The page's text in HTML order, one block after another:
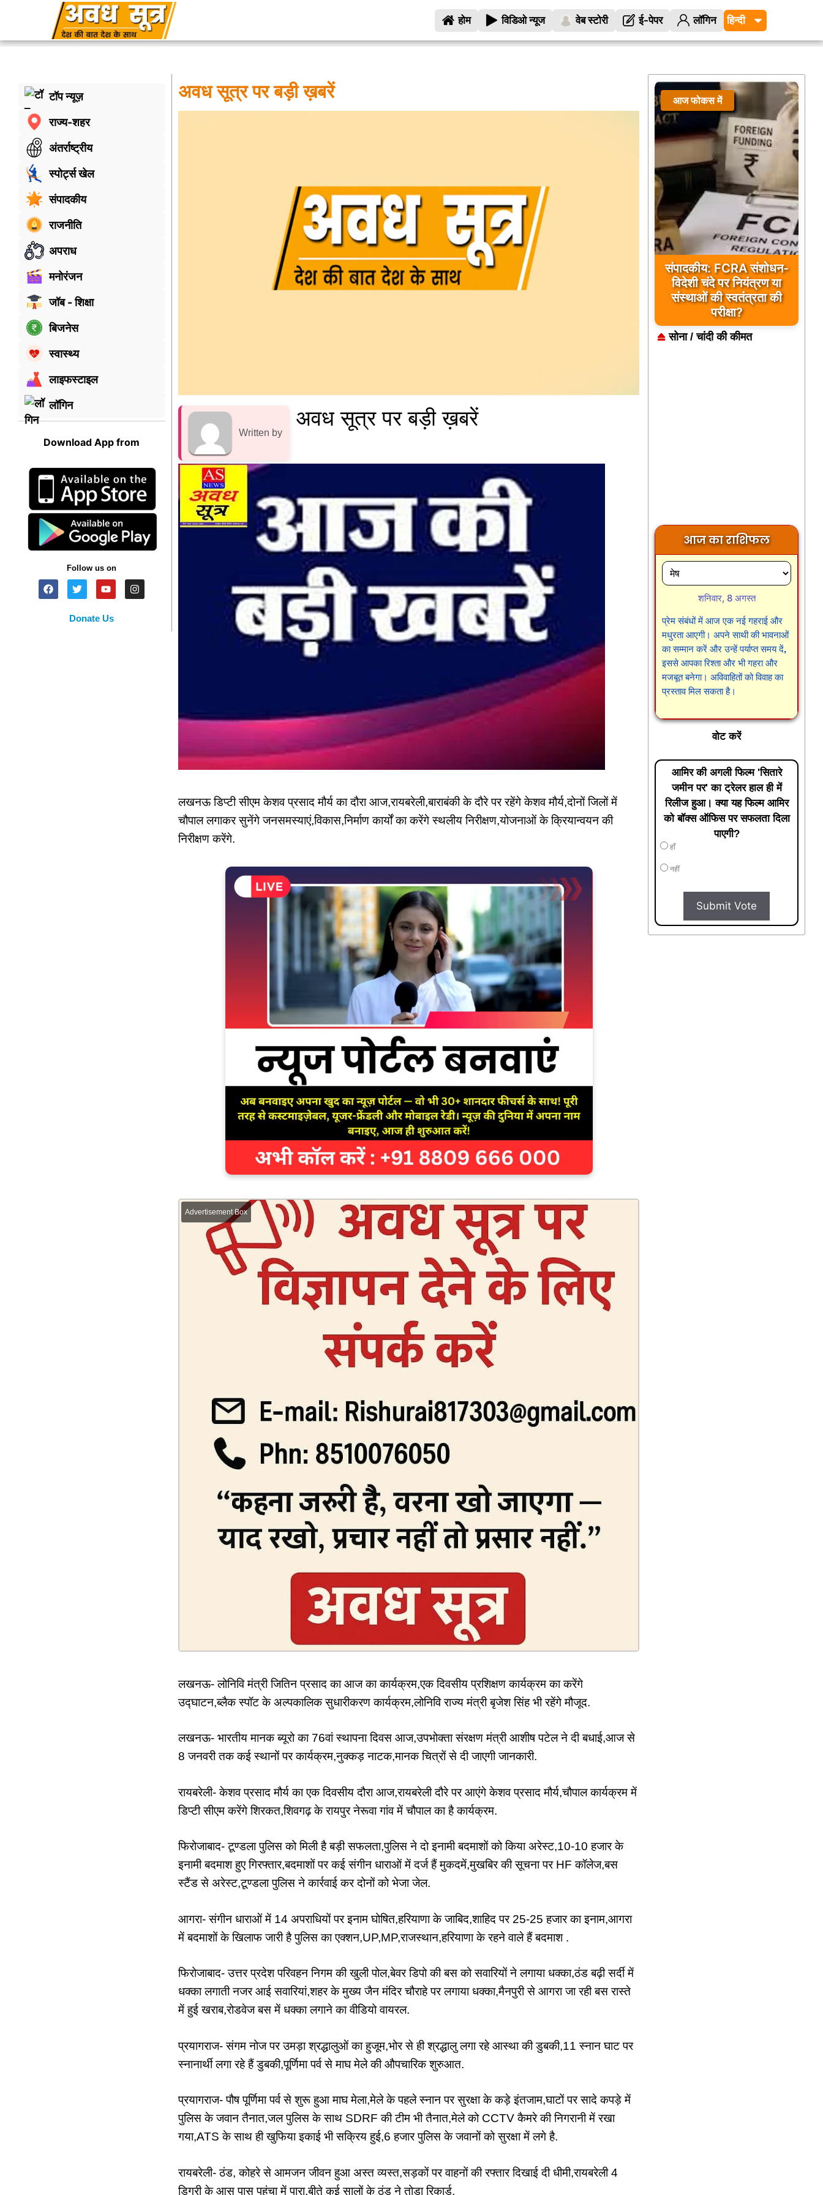
होम विडिओ न्यूज वेब स्टोरी ई-पेपर लॉगिन
टॉप न्यूज़
राज्य-शहर
अंतर्राष्ट्रीय
स्पोर्ट्स खेल
संपादकीय
राजनीति
अपराध
मनोरंजन
जॉब - शिक्षा
बिजनेस
स्वास्थ्य
लाइफस्टाइल
लॉगिन
Download App from
Follow us on
Donate Us
अवध सूत्र पर बड़ी ख़बरें
Written by
अवध सूत्र पर बड़ी ख़बरें
लखनऊ डिप्टी सीएम केशव प्रसाद मौर्य का दौरा आज,रायबरेली,बाराबंकी के दौरे पर रहेंगे केशव मौर्य,दोनों जिलों में
चौपाल लगाकर सुनेंगे जनसमस्याएं,विकास,निर्माण कार्यों का करेंगे स्थलीय निरीक्षण,योजनाओं के क्रियान्वयन की
निरीक्षण करेंगे.
Advertisement Box
लखनऊ- लोनिवि मंत्री जितिन प्रसाद का आज का कार्यक्रम,एक दिवसीय प्रशिक्षण कार्यक्रम का करेंगे
उद्घाटन,ब्लैक स्पॉट के अल्पकालिक सुधारीकरण कार्यक्रम,लोनिवि राज्य मंत्री बृजेश सिंह भी रहेंगे मौजूद.
लखनऊ- भारतीय मानक ब्यूरो का 76वां स्थापना दिवस आज,उपभोक्ता संरक्षण मंत्री आशीष पटेल ने दी बधाई,आज से
8 जनवरी तक कई स्थानों पर कार्यक्रम,नुक्कड़ नाटक,मानक चित्रों से दी जाएगी जानकारी.
रायबरेली- केशव प्रसाद मौर्य का एक दिवसीय दौरा आज,रायबरेली दौरे पर आएंगे केशव प्रसाद मौर्य,चौपाल कार्यक्रम में
डिप्टी सीएम करेंगे शिरकत,शिवगढ़ के रायपुर नेरूवा गांव में चौपाल का है कार्यक्रम.
फिरोजाबाद- टूण्डला पुलिस को मिली है बड़ी सफलता,पुलिस ने दो इनामी बदमाशों को किया अरेस्ट,10-10 हजार के
इनामी बदमाश हुए गिरफ्तार,बदमाशों पर कई संगीन धाराओं में दर्ज हैं मुकदमें,मुखबिर की सूचना पर HF कॉलेज,बस
स्टैंड से अरेस्ट,टूण्डला पुलिस ने कार्रवाई कर दोनों को भेजा जेल.
आगरा- संगीन धाराओं में 14 अपराधियों पर इनाम घोषित,हरियाणा के जाबिद,शाहिद पर 25-25 हजार का इनाम,आगरा
में बदमाशों के खिलाफ जारी है पुलिस का एक्शन,UP,MP,राजस्थान,हरियाणा के रहने वाले हैं बदमाश .
फिरोजाबाद- उत्तर प्रदेश परिवहन निगम की खुली पोल,बेवर डिपो की बस को सवारियों ने लगाया धक्का,ठंड बढ़ी सर्दी में
धक्का लगाती नजर आई सवारियां,शहर के मुख्य जैन मंदिर चौराहे पर लगाया धक्का,मैनपुरी से आगरा जा रही बस रास्ते
में हुई खराब,रोडवेज बस में धक्का लगाने का वीडियो वायरल.
प्रयागराज- संगम नोज पर उमड़ा श्रद्धालुओं का हुजूम,भोर से ही श्रद्धालु लगा रहे आस्था की डुबकी,11 स्नान घाट पर
स्नानार्थी लगा रहे हैं डुबकी,पूर्णिमा पर्व से माघ मेले की औपचारिक शुरुआत.
प्रयागराज- पौष पूर्णिमा पर्व से शुरू हुआ माघ मेला,मेले के पहले स्नान पर सुरक्षा के कड़े इंतजाम,घाटों पर सादे कपड़े में
पुलिस के जवान तैनात,जल पुलिस के साथ SDRF की टीम भी तैनात,मेले को CCTV कैमरे की निगरानी में रखा
गया,ATS के साथ ही खुफिया इकाई भी सक्रिय हुई,6 हजार पुलिस के जवानों को सुरक्षा में लगे है.
रायबरेली- ठंड, कोहरे से आमजन जीवन हुआ अस्त व्यस्त,सड़कों पर वाहनों की रफ्तार दिखाई दी धीमी,रायबरेली 4
डिग्री के आस पास पहुंचा में पारा,बीते कई सालों के ठंड ने तोड़ा रिकार्ड.
आज फोकस में
संपादकीय: FCRA संशोधन-
विदेशी चंदे पर नियंत्रण या
संस्थाओं की स्वतंत्रता की
परीक्षा?
सोना / चांदी की कीमत
आज का राशिफल
शनिवार, 8 अगस्त
प्रेम संबंधों में आज एक नई गहराई और
मधुरता आएगी। अपने साथी की भावनाओं
का सम्मान करें और उन्हें पर्याप्त समय दें,
इससे आपका रिश्ता और भी गहरा और
मजबूत बनेगा। अविवाहितों को विवाह का
प्रस्ताव मिल सकता है।
वोट करें
आमिर की अगली फिल्म 'सितारे
जमीन पर' का ट्रेलर हाल ही में
रिलीज हुआ। क्या यह फिल्म आमिर
को बॉक्स ऑफिस पर सफलता दिला
पाएगी?
हाँ
नहीं
Submit Vote